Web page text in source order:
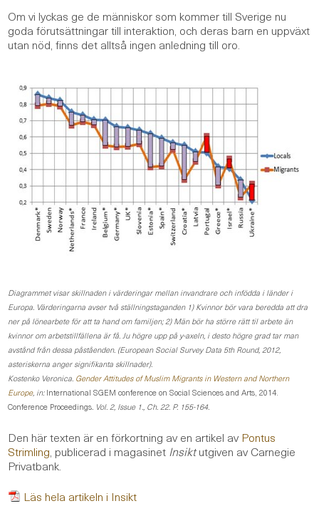
Om vi lyckas ge de människor som kommer till Sverige nu
goda förutsättningar till interaktion, och deras barn en uppväxt
utan nöd, finns det alltså ingen anledning till oro.
Diagrammet visar skillnaden i värderingar mellan invandrare och infödda i länder i
Europa. Värderingarna avser två ställningstaganden 1) Kvinnor bör vara beredda att dra
ner på lönearbete för att ta hand om familjen; 2) Män bör ha större rätt til arbete än
kvinnor om arbetstillfällena är få. Ju högre upp på y-axeln, i desto högre grad tar man
avstånd från dessa påståenden. (European Social Survey Data 5th Round, 2012,
asteriskerna anger signifikanta skillnader).
Kostenko Veronica. Gender Attitudes of Muslim Migrants in Western and Northern
Europe, in:International SGEM conference on Social Sciences and Arts, 2014.
Conference Proceedings. Vol. 2, Issue 1., Ch. 22. P. 155-164.
Den här texten är en förkortning av en artikel av Pontus
Strimling, publicerad i magasinet Insiktutgiven av Carnegie
Privatbank.
Läs hela artikeln i Insikt